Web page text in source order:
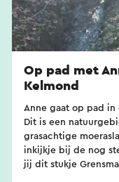
Op pad met
Kelmond
Anne gaat op pad
Dit is een
grasachtige
inkijkje bij de nog
jij dit stukje